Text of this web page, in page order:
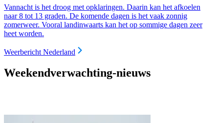
Vannacht is het droog met opklaringen. Daarin kan het afkoelen
naar 8 tot 13 graden. De komende dagen is het vaak zonnig
zomerweer. Vooral landinwaarts kan het op sommige dagen zeer
heet worden.
Weerbericht Nederland
Weekendverwachting-nieuws